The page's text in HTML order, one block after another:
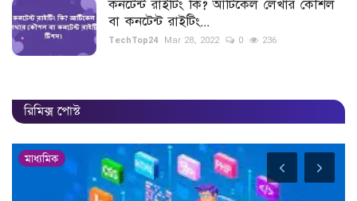
কনটেন্ট রাইটিং কি? আর্টিকেল লেখার কৌশল
বা কনটেন্ট রাইটিং...
TechTop24 Mar 28, 2022 0 236
রিমিক্স পোস্ট
মাধ্যমিক